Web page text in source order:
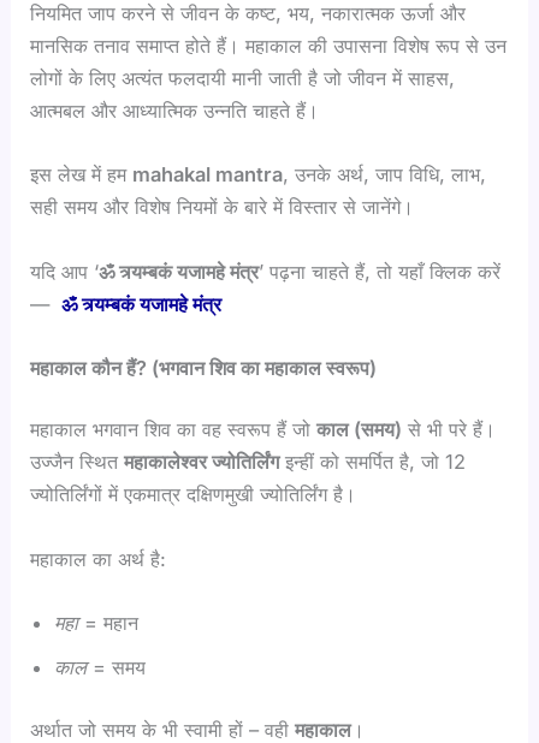
नियमित जाप करने से जीवन के कष्ट, भय, नकारात्मक ऊर्जा और
मानसिक तनाव समाप्त होते हैं। महाकाल की उपासना विशेष रूप से उन
लोगों के लिए अत्यंत फलदायी मानी जाती है जो जीवन में साहस,
आत्मबल और आध्यात्मिक उन्नति चाहते हैं।
इस लेख में हम mahakal mantra, उनके अर्थ, जाप विधि, लाभ,
सही समय और विशेष नियमों के बारे में विस्तार से जानेंगे।
यदि आप ‘ॐ त्र्यम्बकं यजामहे मंत्र’ पढ़ना चाहते हैं, तो यहाँ क्लिक करें
—ॐ त्र्यम्बकं यजामहे मंत्र
महाकाल कौन हैं? (भगवान शिव का महाकाल स्वरूप)
महाकाल भगवान शिव का वह स्वरूप हैं जोकाल (समय) से भी परे हैं।
उज्जैन स्थितमहाकालेश्वर ज्योतिर्लिंगइन्हीं को समर्पित है, जो 12
ज्योतिर्लिंगों में एकमात्र दक्षिणमुखी ज्योतिर्लिंग है।
महाकाल का अर्थ है:
महा= महान
काल= समय
अर्थात जो समय के भी स्वामी हों – वहीमहाकाल।